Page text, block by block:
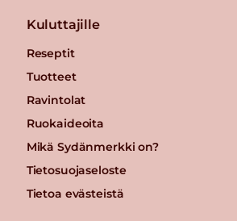
Kuluttajille
Reseptit
Tuotteet
Ravintolat
Ruokaideoita
Mikä Sydänmerkki on?
Tietosuojaseloste
Tietoa evästeistä